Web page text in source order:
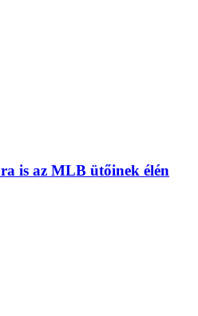
is az MLB ütőinek élén